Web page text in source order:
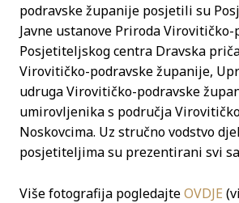
podravske županije posjetili su
Javne ustanove Priroda
Posjetiteljskog centra Dravska
Virovitičko-podravske županije,
udruga Virovitičko-podravske
umirovljenika s područja
Noskovcima. Uz stručno vodstvo
posjetiteljima su prezentirani svi
Više fotografija pogledajteOVDJE